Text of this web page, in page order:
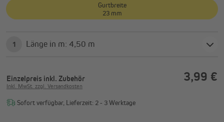
Gurtbreite
23 mm
1 Länge in m: 4,50 m
Einzelpreis inkl. Zubehör 3,99 €
Inkl. MwSt. zzgl. Versandkosten
Sofort verfügbar, Lieferzeit: 2 - 3 Werktage